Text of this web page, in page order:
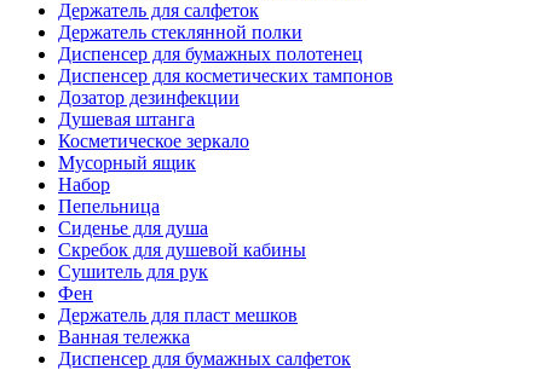
Держатель для салфеток
Держатель стеклянной полки
Диспенсер для бумажных полотенец
Диспенсер для косметических тампонов
Дозатор дезинфекции
Душевая штанга
Косметическое зеркало
Мусорный ящик
Набор
Пепельница
Сиденье для душа
Скребок для душевой кабины
Сушитель для рук
Фен
Держатель для пласт мешков
Ванная тележка
Диспенсер для бумажных салфеток